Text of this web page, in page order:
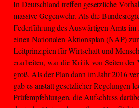
In Deutschland treffen gesetzliche
massive Gegenwehr. Als die
Federführung des Auswärtigen Amts im
einen Nationalen Aktionsplan (NAP)
Leitprinzipien für Wirtschaft und
erarbeiten, war die Kritik von Seiten der
groß. Als der Plan dann im Jahr 2016
gab es anstatt gesetzlicher Regelungen
Prüfempfehlungen, die Aufschluss